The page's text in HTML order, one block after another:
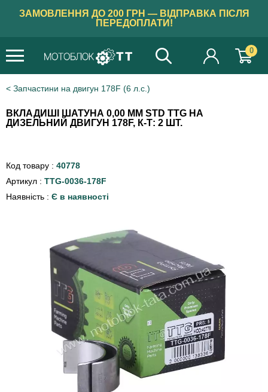
ЗАМОВЛЕННЯ ДО 200 ГРН — ВІДПРАВКА ПІСЛЯ
ПЕРЕДОПЛАТИ!
0
Запчастини на двигун 178F (6 л.с.)
ВКЛАДИШІ ШАТУНА 0,00 ММ STD TTG НА
ДИЗЕЛЬНИЙ ДВИГУН 178F, К-Т: 2 ШТ.
Код товару : 40778
Артикул : TTG-0036-178F
Наявність : Є в наявності